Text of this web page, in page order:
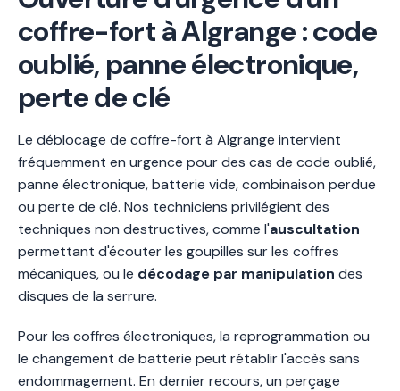
coffre-fort à Algrange : code
oublié, panne électronique,
perte de clé
Le déblocage de coffre-fort à Algrange intervient
fréquemment en urgence pour des cas de code oublié,
panne électronique, batterie vide, combinaison perdue
ou perte de clé. Nos techniciens privilégient des
techniques non destructives, comme l'auscultation
permettant d'écouter les goupilles sur les coffres
mécaniques, ou le décodage par manipulation des
disques de la serrure.
Pour les coffres électroniques, la reprogrammation ou
le changement de batterie peut rétablir l'accès sans
endommagement. En dernier recours, un perçage